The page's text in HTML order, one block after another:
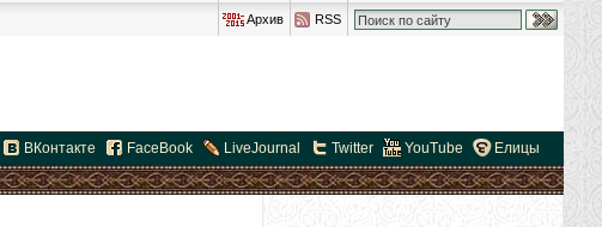
Архив RSS
ВКонтакте FaceBook LiveJournal Twitter YouTube Елицы